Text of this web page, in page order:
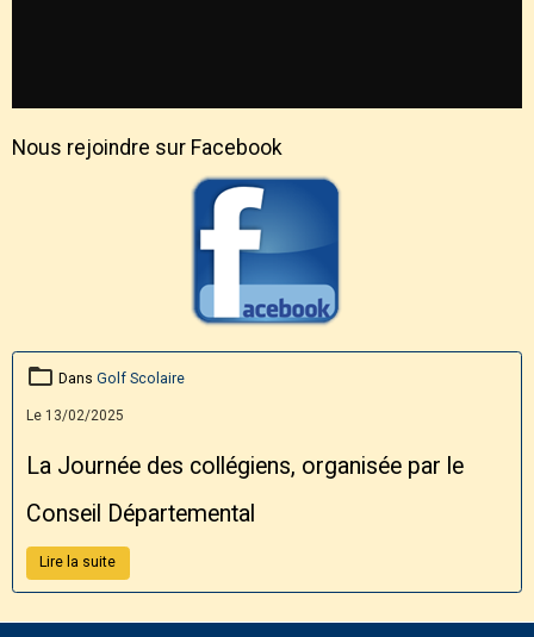
Nous rejoindre sur Facebook
Dans Golf Scolaire
Le 13/02/2025
La Journée des collégiens, organisée par le
Conseil Départemental
Lire la suite